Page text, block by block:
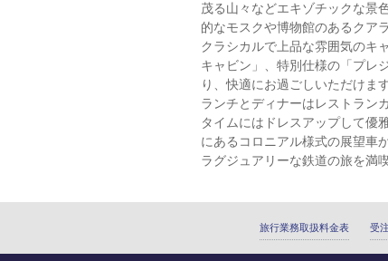
茂る山々などエキゾチックな景
的なモスクや博物館のあるクア
クラシカルで上品な雰囲気のキ
キャビン」、特別仕様の「プレ
り、快適にお過ごしいただけます
ランチとディナーはレストラン
タイムにはドレスアップして優
にあるコロニアル様式の展望車
ラグジュアリーな鉄道の旅を満
旅行業務取扱料金表 受